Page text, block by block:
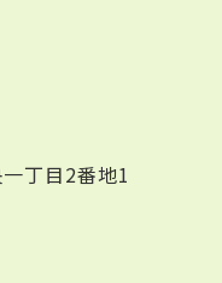
丁目2番地1